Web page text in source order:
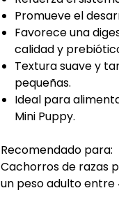
Promueve el
Favorece una
calidad y
Textura suave y
pequeñas.
Ideal para
Mini Puppy.
Recomendado para:
Cachorros de razas
un peso adulto entre